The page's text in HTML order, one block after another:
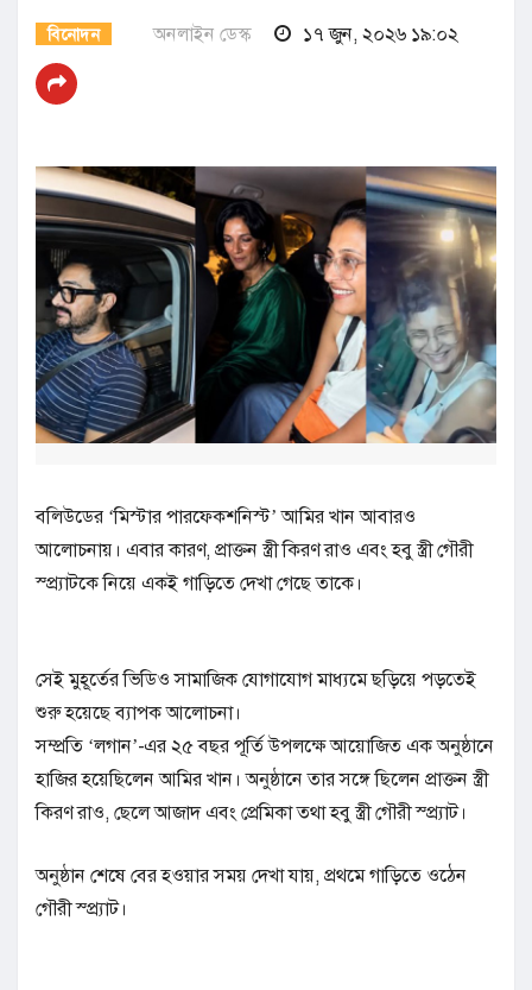
বিনোদন অনলাইন ডেস্ক ১৭ জুন, ২০২৬ ১৯:০২
বলিউডের ‘মিস্টার পারফেকশনিস্ট’ আমির খান আবারও
আলোচনায়। এবার কারণ, প্রাক্তন স্ত্রী কিরণ রাও এবং হবু স্ত্রী গৌরী
স্প্র্যাটকে নিয়ে একই গাড়িতে দেখা গেছে তাকে।
সেই মুহূর্তের ভিডিও সামাজিক যোগাযোগ মাধ্যমে ছড়িয়ে পড়তেই
শুরু হয়েছে ব্যাপক আলোচনা।
সম্প্রতি ‘লগান’-এর ২৫ বছর পূর্তি উপলক্ষে আয়োজিত এক অনুষ্ঠানে
হাজির হয়েছিলেন আমির খান। অনুষ্ঠানে তার সঙ্গে ছিলেন প্রাক্তন স্ত্রী
কিরণ রাও, ছেলে আজাদ এবং প্রেমিকা তথা হবু স্ত্রী গৌরী স্প্র্যাট।
অনুষ্ঠান শেষে বের হওয়ার সময় দেখা যায়, প্রথমে গাড়িতে ওঠেন
গৌরী স্প্র্যাট।